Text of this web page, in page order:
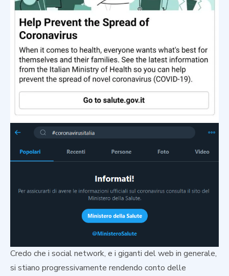
Credo che i social network, e i giganti del web in generale,
si stiano progressivamente rendendo conto delle